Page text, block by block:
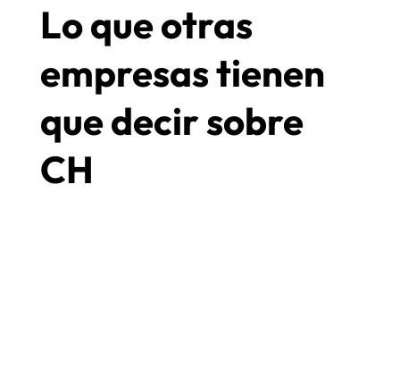
Lo que otras
empresas tienen
que decir sobre
CH